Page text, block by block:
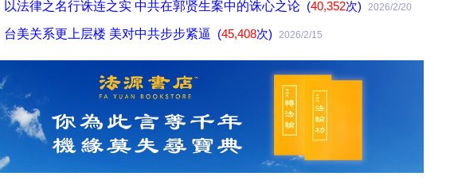
以法律之名行诛连之实 中共在郭贤生案中的诛心之论 (40,352次) 2026/2/20
台美关系更上层楼 美对中共步步紧逼 (45,408次) 2026/2/15